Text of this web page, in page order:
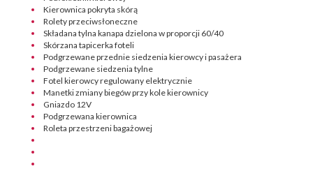
Kierownica pokryta skórą
Rolety przeciwsłoneczne
Składana tylna kanapa dzielona w proporcji 60/40
Skórzana tapicerka foteli
Podgrzewane przednie siedzenia kierowcy i pasażera
Podgrzewane siedzenia tylne
Fotel kierowcy regulowany elektrycznie
Manetki zmiany biegów przy kole kierownicy
Gniazdo 12V
Podgrzewana kierownica
Roleta przestrzeni bagażowej